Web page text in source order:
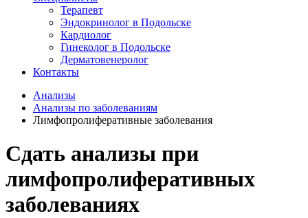
Терапевт
Эндокринолог в Подольске
Кардиолог
Гинеколог в Подольске
Дерматовенеролог
Контакты
Анализы
Анализы по заболеваниям
Лимфопролиферативные заболевания
Сдать анализы при
лимфопролиферативных
заболеваниях